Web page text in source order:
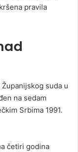
pravila
suda u
na sedam
Srbima 1991.
četiri godina